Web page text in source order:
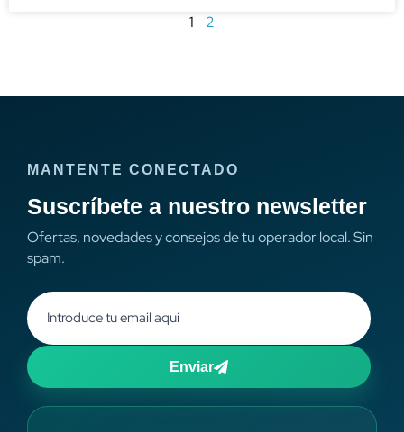
1 2
MANTENTE CONECTADO
Suscríbete a nuestro newsletter
Ofertas, novedades y consejos de tu operador local. Sin
spam.
Enviar